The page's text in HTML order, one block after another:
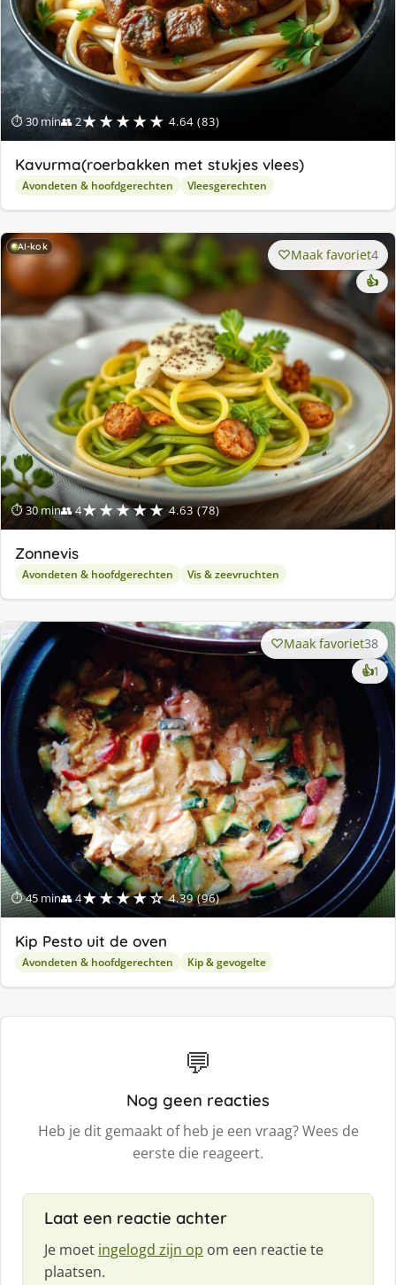
⏱ 30 min👥 2★★★★★ 4.64 (83)
Kavurma(roerbakken met stukjes vlees)
Avondeten & hoofdgerechten Vleesgerechten
AI-kok
⏱ 30 min👥 4★★★★★ 4.63 (78)
Maak favoriet4
👍
Zonnevis
Avondeten & hoofdgerechten Vis & zeevruchten
⏱ 45 min👥 4★★★★☆ 4.39 (96)
Maak favoriet38
👍1
Kip Pesto uit de oven
Avondeten & hoofdgerechten Kip & gevogelte
💬
Nog geen reacties
Heb je dit gemaakt of heb je een vraag? Wees de
eerste die reageert.
Laat een reactie achter
Je moet ingelogd zijn op om een reactie te
plaatsen.